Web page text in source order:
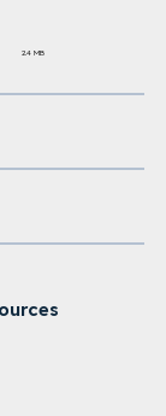
2.4 MB